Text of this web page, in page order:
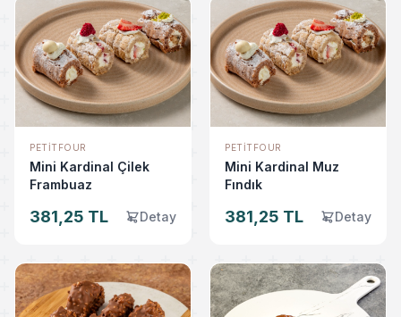
PETITFOUR
Mini Kardinal Çilek
Frambuaz
381,25 TL Detay
PETITFOUR
Mini Kardinal Muz
Fındık
381,25 TL Detay